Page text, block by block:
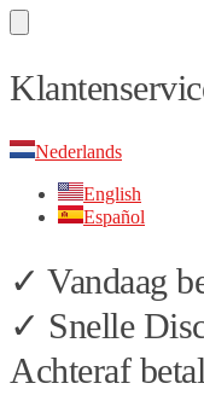
Skip
to
Skip
to
Nederlands
English
Español
✓ Vandaag
✓ Snelle
Achteraf